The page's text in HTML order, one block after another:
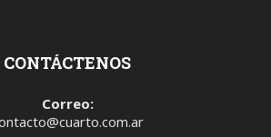
CONTÁCTENOS
Correo: